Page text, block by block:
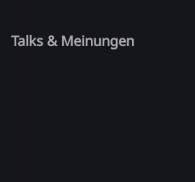
Talks & Meinungen